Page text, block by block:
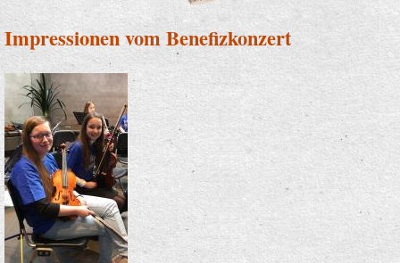
Impressionen vom Benefizkonzert